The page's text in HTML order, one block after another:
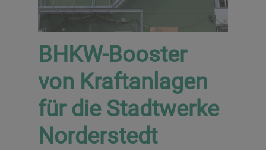
BHKW-Booster
von Kraftanlagen
für die Stadtwerke
Norderstedt